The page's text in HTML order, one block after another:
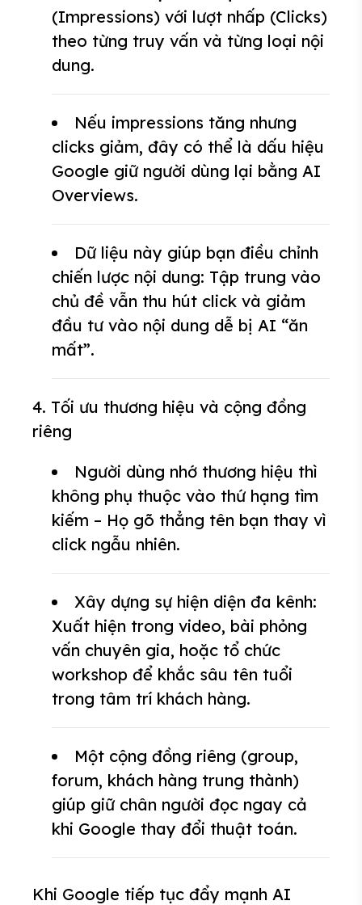
(Impressions) với lượt nhấp (Clicks)
theo từng truy vấn và từng loại nội
dung.
Nếu impressions tăng nhưng
clicks giảm, đây có thể là dấu hiệu
Google giữ người dùng lại bằng AI
Overviews.
Dữ liệu này giúp bạn điều chỉnh
chiến lược nội dung: Tập trung vào
chủ đề vẫn thu hút click và giảm
đầu tư vào nội dung dễ bị AI “ăn
mất”.
4. Tối ưu thương hiệu và cộng đồng
riêng
Người dùng nhớ thương hiệu thì
không phụ thuộc vào thứ hạng tìm
kiếm – Họ gõ thẳng tên bạn thay vì
click ngẫu nhiên.
Xây dựng sự hiện diện đa kênh:
Xuất hiện trong video, bài phỏng
vấn chuyên gia, hoặc tổ chức
workshop để khắc sâu tên tuổi
trong tâm trí khách hàng.
Một cộng đồng riêng (group,
forum, khách hàng trung thành)
giúp giữ chân người đọc ngay cả
khi Google thay đổi thuật toán.
Khi Google tiếp tục đẩy mạnh AI